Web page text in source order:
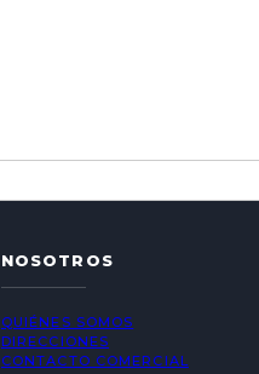
NOSOTROS
QUIÉNES SOMOS
DIRECCIONES
CONTACTO COMERCIAL